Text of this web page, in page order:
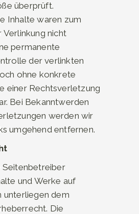
überprüft.
Inhalte waren zum
Verlinkung nicht
permanente
der verlinkten
ohne konkrete
einer Rechtsverletzung
Bei Bekanntwerden
werden wir
umgehend entfernen.
Seitenbetreiber
und Werke auf
unterliegen dem
Die